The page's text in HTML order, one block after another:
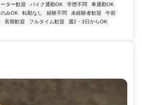
ター歓迎 バイク通勤OK 学歴不問
車通勤OK
みOK 転勤なし 経験不問 未経験者歓迎
午前
長期歓迎 フルタイム歓迎
週2・3日からOK